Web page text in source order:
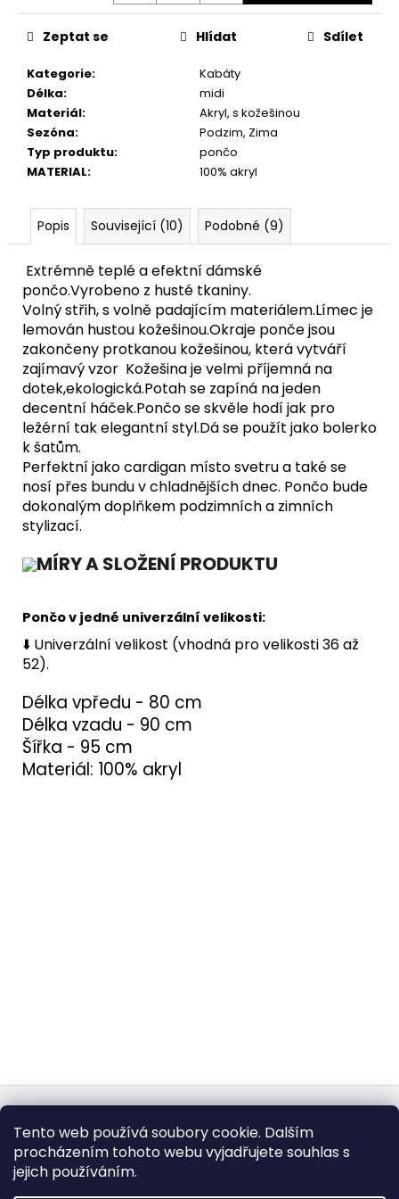
Tento web používá soubory cookie. Dalším
procházením tohoto webu vyjadřujete souhlas s
jejich používáním.
Kategorie:
Kabáty
Délka:
midi
Materiál:
Akryl, s kožešinou
Sezóna:
Podzim, Zima
Typ produktu:
pončo
MATERIAL: 100% akryl
Zeptat se Hlídat Sdílet
Popis Související (10) Podobné (9)
Extrémně teplé a efektní dámské
pončo.Vyrobeno z husté tkaniny.
Volný střih, s volně padajícím materiálem.Límec je
lemován hustou kožešinou.Okraje ponče jsou
zakončeny protkanou kožešinou, která vytváří
zajímavý vzor Kožešina je velmi příjemná na
dotek,ekologická.Potah se zapíná na jeden
decentní háček.Pončo se skvěle hodí jak pro
ležérní tak elegantní styl.Dá se použít jako bolerko
k šatům.
Perfektní jako cardigan místo svetru a také se
nosí přes bundu v chladnějších dnec. Pončo bude
dokonalým doplňkem podzimních a zimních
stylizací.
MÍRY A SLOŽENÍ PRODUKTU
Pončo v jedné univerzální velikosti:
⬇️ Univerzální velikost (vhodná pro velikosti 36 až
52).
Délka vpředu - 80 cm
Délka vzadu - 90 cm
Šířka - 95 cm
Materiál: 100% akryl
Z
á
a
Formulář pro vrátení - stáhněte
Vrácení zboží
Dopravy a platby BEZPEČNÝ NÁKUP
Podmínky ochrany osobních údajů